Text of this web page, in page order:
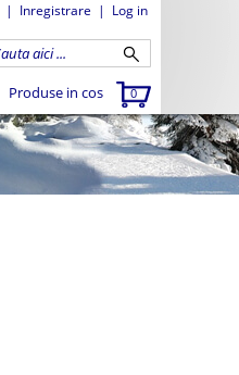
| Inregistrare | Log in
Produse in cos 0